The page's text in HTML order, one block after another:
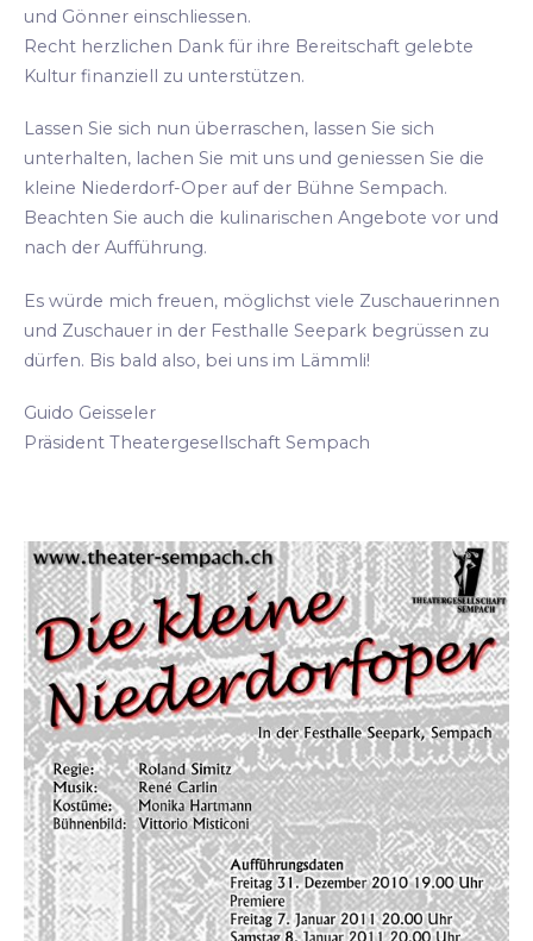
und Gönner einschliessen.
Recht herzlichen Dank für ihre Bereitschaft gelebte
Kultur finanziell zu unterstützen.
Lassen Sie sich nun überraschen, lassen Sie sich
unterhalten, lachen Sie mit uns und geniessen Sie die
kleine Niederdorf-Oper auf der Bühne Sempach.
Beachten Sie auch die kulinarischen Angebote vor und
nach der Aufführung.
Es würde mich freuen, möglichst viele Zuschauerinnen
und Zuschauer in der Festhalle Seepark begrüssen zu
dürfen. Bis bald also, bei uns im Lämmli!
Guido Geisseler
Präsident Theatergesellschaft Sempach